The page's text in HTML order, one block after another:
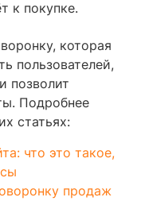
к покупке.
которая
пользователей,
позволит
Подробнее
статьях:
что это такое,
продаж